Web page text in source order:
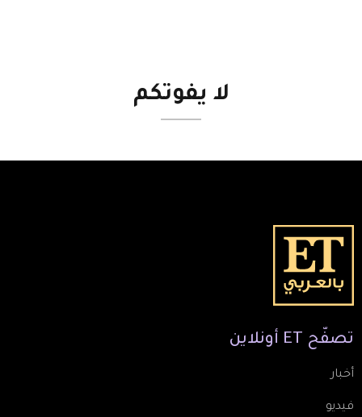
لا يفوتكم
تصفّح ET أونلاين
أخبار
فيديو